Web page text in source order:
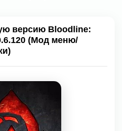
версию Bloodline:
(Мод меню/